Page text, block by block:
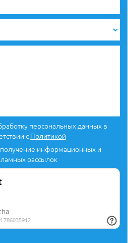
персональных данных в
с Политикой
информационных и
рассылок